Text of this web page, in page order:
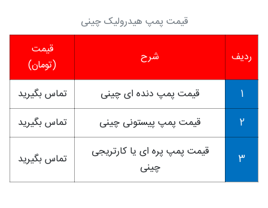
قیمت پمپ هیدرولیک چینی
ردیف شرح
قیمت
(تومان)
1
قیمت پمپ دنده ای چینی
تماس بگیرید
2
قیمت پمپ پیستونی چینی تماس بگیرید
3
قیمت پمپ پره ای یا کارتریجی
چینی
تماس بگیرید